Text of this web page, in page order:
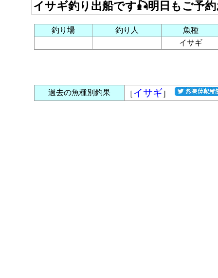
イサギ釣り出船です🎣明日もご予
釣り場 釣り人
魚種
イサギ
過去の魚種別釣果 ［ イサギ］